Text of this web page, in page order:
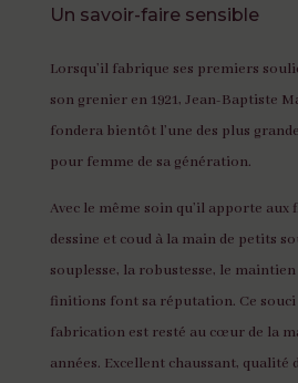
Un savoir-faire sensible
Lorsqu’il fabrique ses premiers
son grenier en 1921, Jean-Baptiste
fondera bientôt l’une des plus
pour femme de sa génération.
Avec le même soin qu’il apporte
dessine et coud à la main de petits
souplesse, la robustesse, le
finitions font sa réputation. Ce
fabrication est resté au cœur de la
années. Excellent chaussant, qualité